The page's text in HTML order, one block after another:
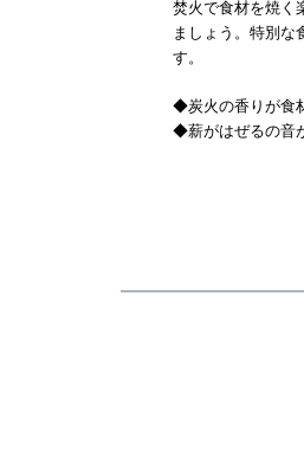
焚火で食材を焼く
ましょう。特別な
す。
◆炭火の香りが食
◆薪がはぜるの音